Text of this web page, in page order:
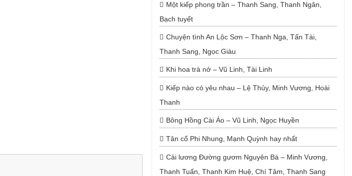
Một kiếp phong trần – Thanh Sang, Thanh Ngân,
Bạch tuyết
Chuyện tình An Lộc Sơn – Thanh Nga, Tấn Tài,
Thanh Sang, Ngọc Giàu
Khi hoa trà nở – Vũ Linh, Tài Linh
Kiếp nào có yêu nhau – Lệ Thủy, Minh Vương, Hoài
Thanh
Bông Hồng Cài Áo – Vũ Linh, Ngọc Huyền
Tân cổ Phi Nhung, Mạnh Quỳnh hay nhất
Cải lương Đường gươm Nguyên Bá – Minh Vương,
Thanh Tuấn, Thanh Kim Huệ, Chí Tâm, Thanh Sang